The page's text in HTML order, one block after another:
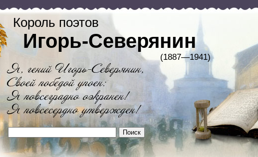
Король поэтов
Игорь-Северянин
(1887—1941)